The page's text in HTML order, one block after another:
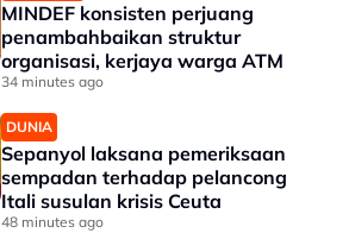
MINDEF konsisten perjuang
penambahbaikan struktur
organisasi, kerjaya warga ATM
34 minutes ago
DUNIA
Sepanyol laksana pemeriksaan
sempadan terhadap pelancong
Itali susulan krisis Ceuta
48 minutes ago